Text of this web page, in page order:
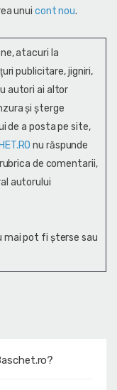
unui cont nou.
atacuri la
publicitare, jigniri,
autori ai altor
și şterge
de a posta pe site,
nu răspunde
de comentarii,
autorului
mai pot fi șterse sau